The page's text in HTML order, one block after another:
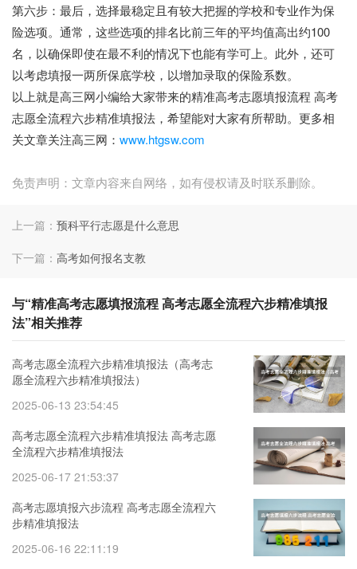
第六步：最后，选择最稳定且有较大把握的学校和专业作为保
险选项。通常，这些选项的排名比前三年的平均值高出约100
名，以确保即使在最不利的情况下也能有学可上。此外，还可
以考虑填报一两所保底学校，以增加录取的保险系数。
以上就是高三网小编给大家带来的精准高考志愿填报流程 高考
志愿全流程六步精准填报法，希望能对大家有所帮助。更多相
关文章关注高三网： www.htgsw.com
免责声明：文章内容来自网络，如有侵权请及时联系删除。
上一篇： 预科平行志愿是什么意思
下一篇： 高考如何报名支教
与“精准高考志愿填报流程 高考志愿全流程六步精准填报
法”相关推荐
高考志愿全流程六步精准填报法（高考志
愿全流程六步精准填报法）
2025-06-13 23:54:45
高考志愿全流程六步精准填报法 高考志愿
全流程六步精准填报法
2025-06-17 21:53:37
高考志愿填报六步流程 高考志愿全流程六
步精准填报法
2025-06-16 22:11:19